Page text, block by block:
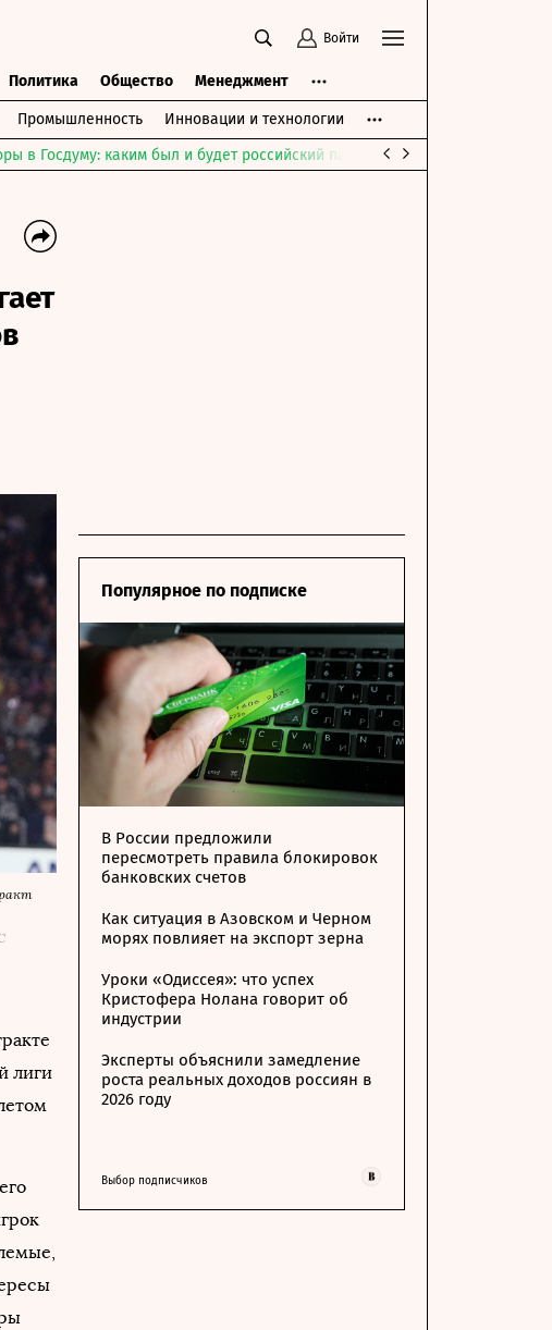
Войти
Политика Общество Менеджмент
Промышленность Инновации и технологии
в Госдуму: каким был и будет российский парламент
лиги
Популярное по подписке
В России предложили
пересмотреть правила блокировок
банковских счетов
Как ситуация в Азовском и Черном
морях повлияет на экспорт зерна
Уроки «Одиссея»: что успех
Кристофера Нолана говорит об
индустрии
Эксперты объяснили замедление
роста реальных доходов россиян в
2026 году
Выбор подписчиков